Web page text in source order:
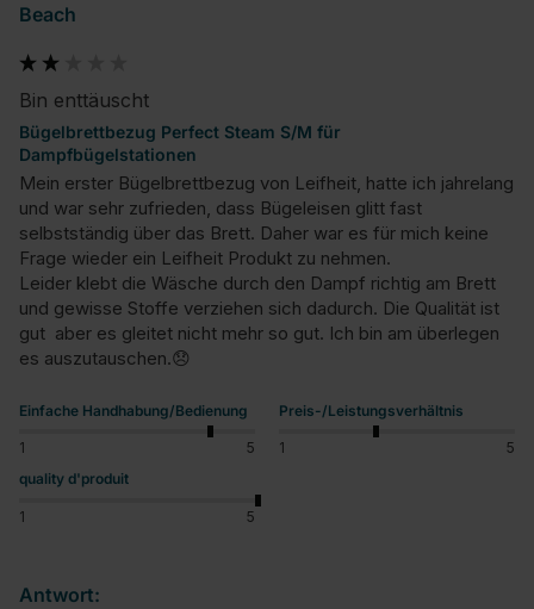
Beach
Bin enttäuscht
Bügelbrettbezug Perfect Steam S/M für
Dampfbügelstationen
Mein erster Bügelbrettbezug von Leifheit, hatte ich jahrelang
und war sehr zufrieden, dass Bügeleisen glitt fast
selbstständig über das Brett. Daher war es für mich keine
Frage wieder ein Leifheit Produkt zu nehmen.
Leider klebt die Wäsche durch den Dampf richtig am Brett
und gewisse Stoffe verziehen sich dadurch. Die Qualität ist
gut  aber es gleitet nicht mehr so gut. Ich bin am überlegen
es auszutauschen.😞
Einfache Handhabung/Bedienung
1 5
Preis-/Leistungsverhältnis
1
5
quality d'produit
1 5
Antwort: